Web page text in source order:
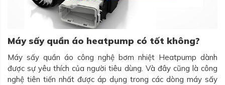
Máy sấy quần áo heatpump có tốt không?
Máy sấy quần áo công nghệ bơm nhiệt Heatpump dành
được sự yêu thích của người tiêu dùng. Và đây cũng là công
nghệ tiên tiến nhất được áp dụng trong các dòng máy sấy